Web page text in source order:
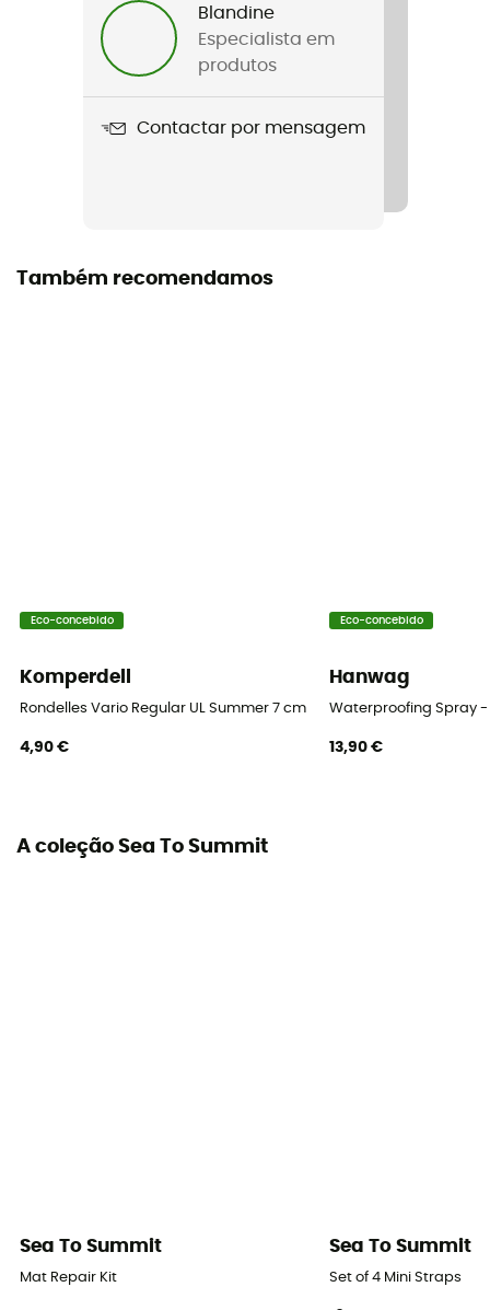
Blandine
Especialista em
produtos
Contactar por mensagem
Também recomendamos
Eco-concebido
Komperdell
Rondelles Vario Regular UL Summer 7 cm Blister
4,90 €
Eco-concebido
Hanwag
Waterproofing Spray
13,90 €
A coleção Sea To Summit
Sea To Summit
Mat Repair Kit
Sea To Summit
Set of 4 Mini Straps